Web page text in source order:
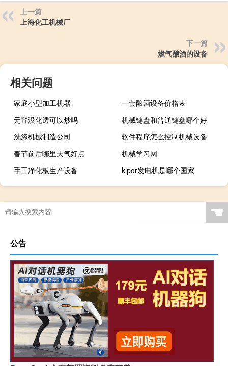
上一篇
上海化工机械厂
下一篇
燃气酿酒的设备
相关问题
家庭小型加工机器
一套酿酒设备价格表
元宵没化透可以炒吗
机械键盘和普通键盘哪个好
洗涤机械制造公司
软件程序怎么控制机械设备
春节前后哪里天气好点
机械学习网
手工净化板生产设备
kipor发电机是哪个国家
☚
公告